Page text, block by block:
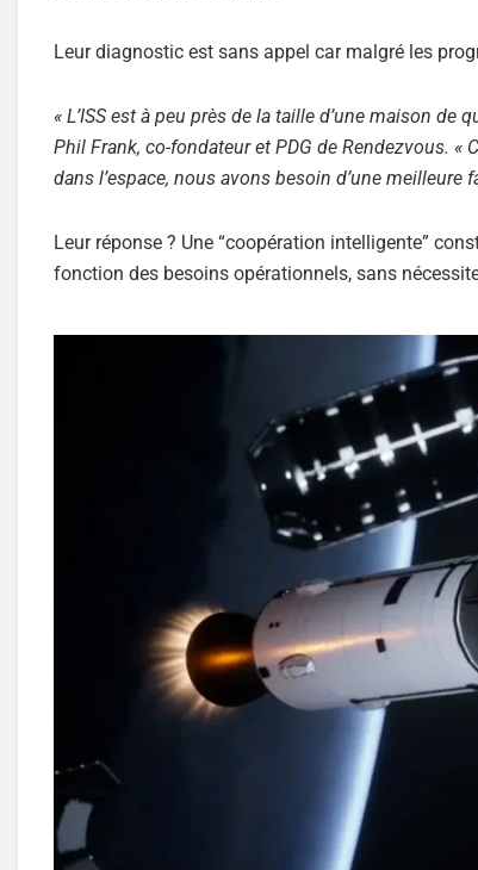
Leur diagnostic est sans appel car malgré les
« L’ISS est à peu près de la taille d’une maison
Phil Frank, co-fondateur et PDG de Rendezvous.
dans l’espace, nous avons besoin d’une meilleure
Leur réponse ? Une “coopération intelligente”
fonction des besoins opérationnels, sans